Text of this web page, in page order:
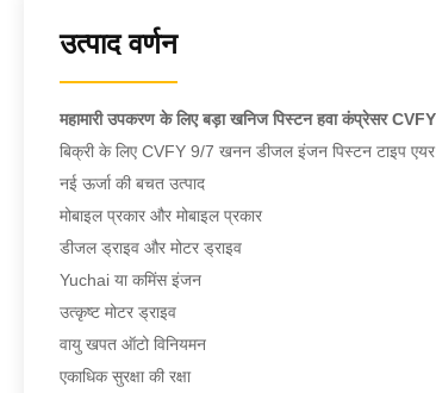
उत्पाद वर्णन
महामारी उपकरण के लिए बड़ा खनिज पिस्टन हवा कंप्रेसर
बिक्री के लिए CVFY 9/7 खनन डीजल इंजन पिस्टन टाइप
नई ऊर्जा की बचत उत्पाद
मोबाइल प्रकार और मोबाइल प्रकार
डीजल ड्राइव और मोटर ड्राइव
Yuchai या कमिंस इंजन
उत्कृष्ट मोटर ड्राइव
वायु खपत ऑटो विनियमन
एकाधिक सुरक्षा की रक्षा